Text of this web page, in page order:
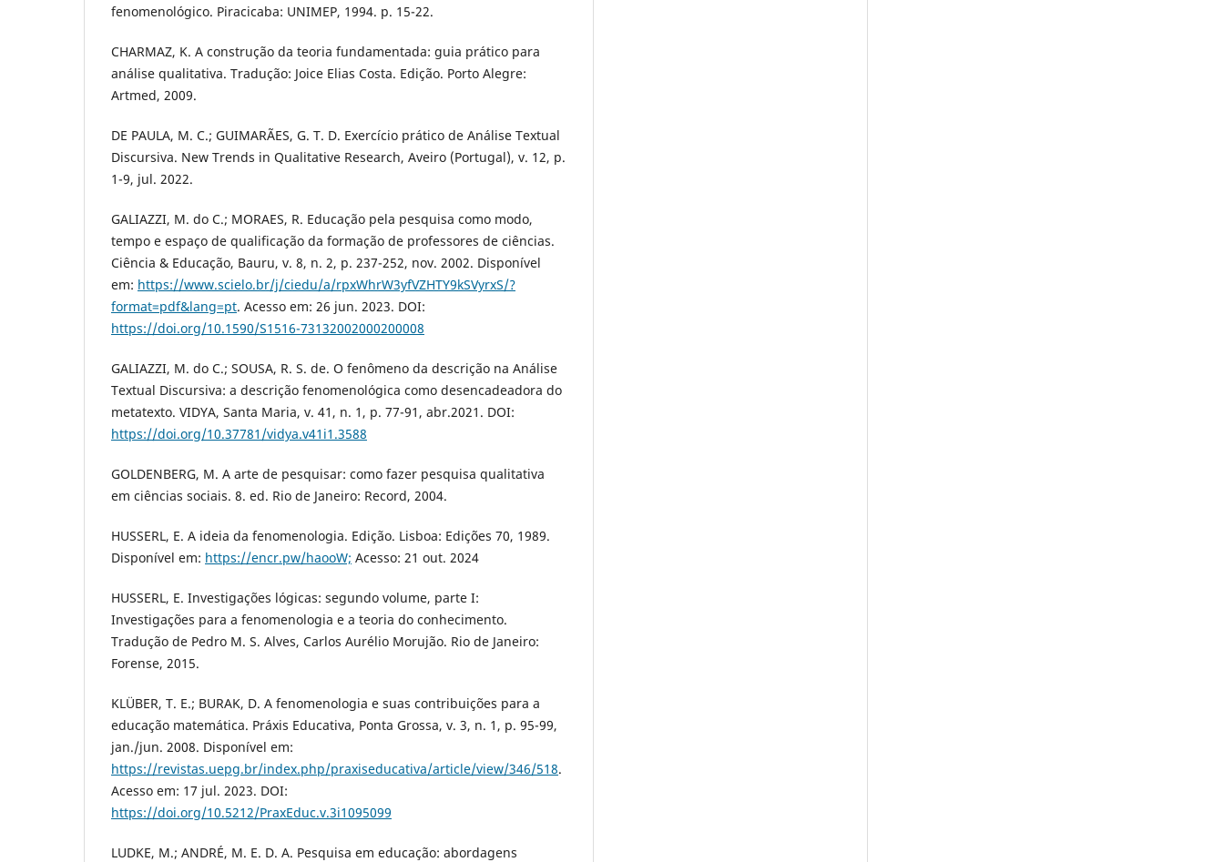
fenomenológico. Piracicaba: UNIMEP, 1994. p. 15-22.
CHARMAZ, K. A construção da teoria fundamentada: guia prático para
análise qualitativa. Tradução: Joice Elias Costa. Edição. Porto Alegre:
Artmed, 2009.
DE PAULA, M. C.; GUIMARÃES, G. T. D. Exercício prático de Análise Textual
Discursiva. New Trends in Qualitative Research, Aveiro (Portugal), v. 12, p.
1-9, jul. 2022.
GALIAZZI, M. do C.; MORAES, R. Educação pela pesquisa como modo,
tempo e espaço de qualificação da formação de professores de ciências.
Ciência & Educação, Bauru, v. 8, n. 2, p. 237-252, nov. 2002. Disponível
em: https://www.scielo.br/j/ciedu/a/rpxWhrW3yfVZHTY9kSVyrxS/?
format=pdf&lang=pt. Acesso em: 26 jun. 2023. DOI:
https://doi.org/10.1590/S1516-73132002000200008
GALIAZZI, M. do C.; SOUSA, R. S. de. O fenômeno da descrição na Análise
Textual Discursiva: a descrição fenomenológica como desencadeadora do
metatexto. VIDYA, Santa Maria, v. 41, n. 1, p. 77-91, abr.2021. DOI:
https://doi.org/10.37781/vidya.v41i1.3588
GOLDENBERG, M. A arte de pesquisar: como fazer pesquisa qualitativa
em ciências sociais. 8. ed. Rio de Janeiro: Record, 2004.
HUSSERL, E. A ideia da fenomenologia. Edição. Lisboa: Edições 70, 1989.
Disponível em: https://encr.pw/haooW; Acesso: 21 out. 2024
HUSSERL, E. Investigações lógicas: segundo volume, parte I:
Investigações para a fenomenologia e a teoria do conhecimento.
Tradução de Pedro M. S. Alves, Carlos Aurélio Morujão. Rio de Janeiro:
Forense, 2015.
KLÜBER, T. E.; BURAK, D. A fenomenologia e suas contribuições para a
educação matemática. Práxis Educativa, Ponta Grossa, v. 3, n. 1, p. 95-99,
jan./jun. 2008. Disponível em:
https://revistas.uepg.br/index.php/praxiseducativa/article/view/346/518.
Acesso em: 17 jul. 2023. DOI:
https://doi.org/10.5212/PraxEduc.v.3i1095099
LUDKE, M.; ANDRÉ, M. E. D. A. Pesquisa em educação: abordagens